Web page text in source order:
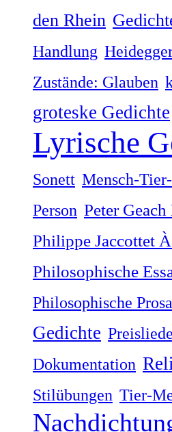
den Rhein
Handlung
Zustände: Glauben
groteske Gedichte
Lyrische
Sonett Mensch-
Person Peter
Philippe Jaccottet
Philosophische
Philosophische Prosa
Gedichte
Dokumentation
Stilübungen Tier-